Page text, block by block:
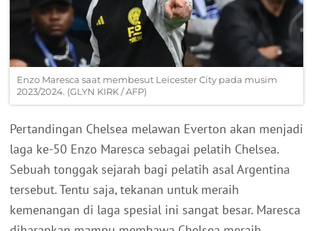
Enzo Maresca saat membesut Leicester City pada musim
2023/2024. (GLYN KIRK / AFP)
Pertandingan Chelsea melawan Everton akan menjadi
laga ke-50 Enzo Maresca sebagai pelatih Chelsea.
Sebuah tonggak sejarah bagi pelatih asal Argentina
tersebut. Tentu saja, tekanan untuk meraih
kemenangan di laga spesial ini sangat besar. Maresca